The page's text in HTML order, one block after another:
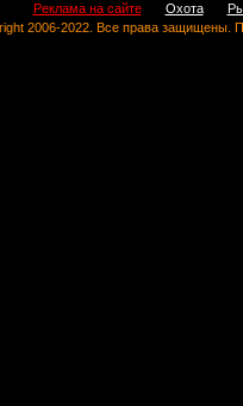
Реклама на сайте Охота
2006-2022. Все права защищены.